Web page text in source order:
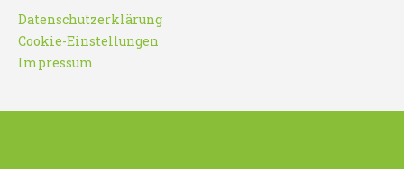
Datenschutzerklärung
Cookie-Einstellungen
Impressum